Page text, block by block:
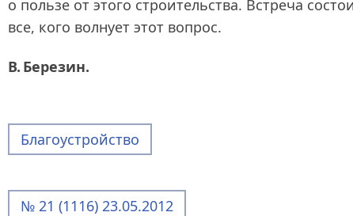
о пользе от этого строительства. Встреча
все, кого волнует этот вопрос.
В. Березин.
Благоустройство
№ 21 (1116) 23.05.2012